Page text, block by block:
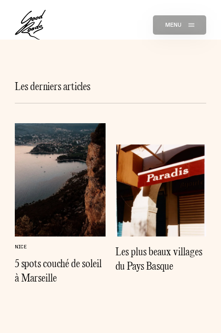
MENU
Les derniers articles
NICE
5 spots couché de soleil
à Marseille
Les plus beaux villages
du Pays Basque